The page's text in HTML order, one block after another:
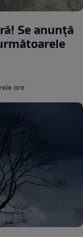
Se anunță
ore